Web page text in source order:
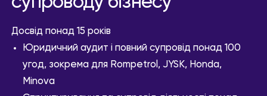
Досвід понад 15 років
Юридичний аудит і повний супровід понад 100
угод, зокрема для Rompetrol, JYSK, Honda,
Minova